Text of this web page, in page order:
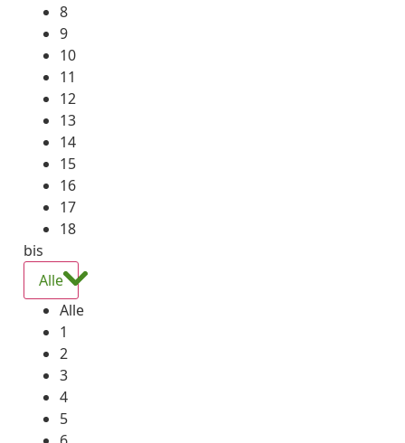
8
9
10
11
12
13
14
15
16
17
18
bis
Alle
Alle
1
2
3
4
5